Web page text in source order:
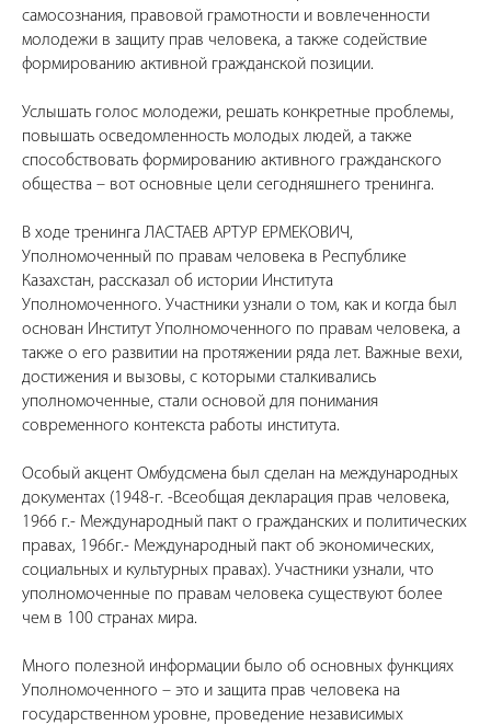
самосознания, правовой грамотности и вовлеченности
молодежи в защиту прав человека, а также содействие
формированию активной гражданской позиции.
Услышать голос молодежи, решать конкретные проблемы,
повышать осведомленность молодых людей, а также
способствовать формированию активного гражданского
общества – вот основные цели сегодняшнего тренинга.
В ходе тренинга ЛАСТАЕВ АРТУР ЕРМЕКОВИЧ,
Уполномоченный по правам человека в Республике
Казахстан, рассказал об истории Института
Уполномоченного. Участники узнали о том, как и когда был
основан Институт Уполномоченного по правам человека, а
также о его развитии на протяжении ряда лет. Важные вехи,
достижения и вызовы, с которыми сталкивались
уполномоченные, стали основой для понимания
современного контекста работы института.
Особый акцент Омбудсмена был сделан на международных
документах (1948-г. -Всеобщая декларация прав человека,
1966 г.- Международный пакт о гражданских и политических
правах, 1966г.- Международный пакт об экономических,
социальных и культурных правах). Участники узнали, что
уполномоченные по правам человека существуют более
чем в 100 странах мира.
Много полезной информации было об основных функциях
Уполномоченного – это и защита прав человека на
государственном уровне, проведение независимых